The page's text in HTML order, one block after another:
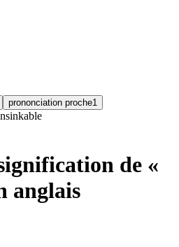
prononciation proche1
de «
anglais